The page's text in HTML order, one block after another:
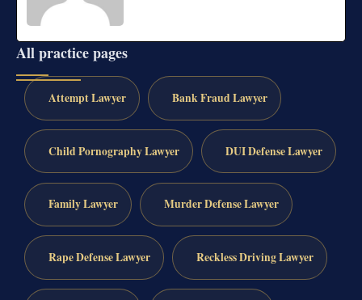
All practice pages
Attempt Lawyer Bank Fraud Lawyer
Child Pornography Lawyer DUI Defense Lawyer
Family Lawyer Murder Defense Lawyer
Rape Defense Lawyer Reckless Driving Lawyer